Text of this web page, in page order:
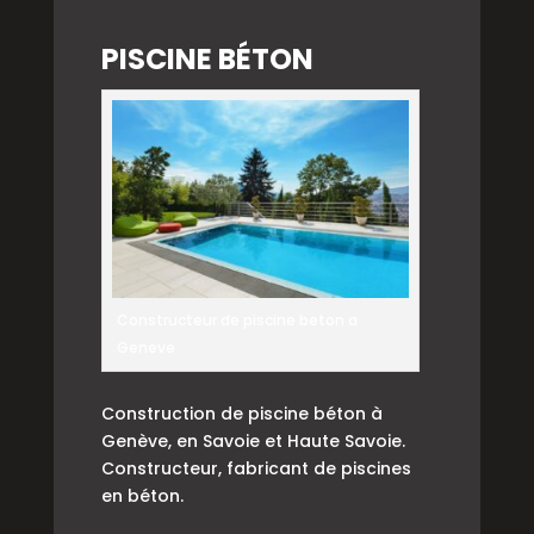
PISCINE BÉTON
Construction de piscine béton à
Genève, en Savoie et Haute Savoie.
Constructeur, fabricant de piscines
en béton.